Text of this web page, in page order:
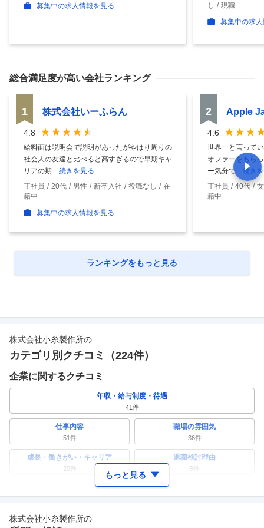
募集中の求人情報を見る し
現職
募集中の求
総合満足度が高い会社ランキング
1 株式会社いーふらん
4.8
給料面は説明会で説明があったがやはり周りの
社会人の友達と比べると高すぎるので早期キャ
リアの期…続きを見る
正社員
20代 男性 新卒入社 役職なし
在
籍中
募集中の求人情報を見る
2 Apple
4.6
世界一と言って
オファーをもら
ー気分で…続き
正社員
40代
籍中
ランキングをもっと見る
株式会社小糸製作所の
カテゴリ別クチコミ（224件）
企業に関するクチコミ
年収・給与制度・待遇
41件
仕事内容
51件
職場の雰囲気
36件
成長・働きがい・キャリア
20件
退職検討理由
9件
ワークライフバランス 女性の活躍・働きやすさ
副業
もっと見る
株式会社小糸製作所の